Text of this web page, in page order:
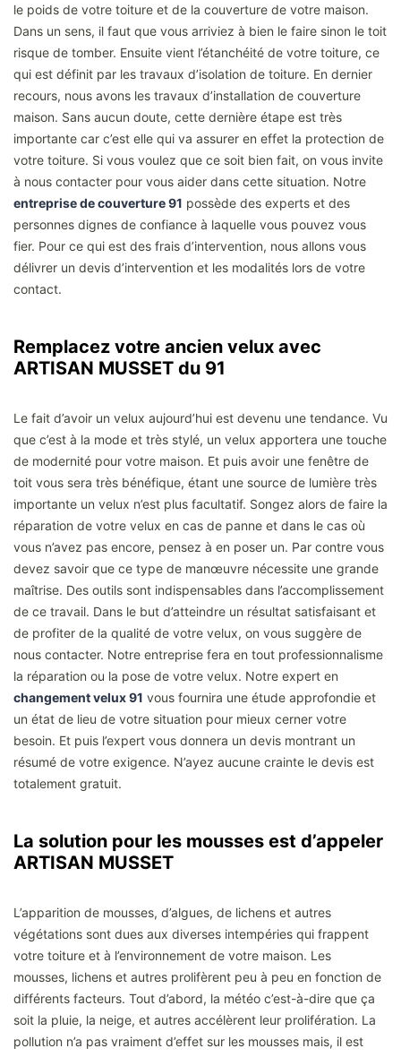
le poids de votre toiture et de la couverture de votre maison.
Dans un sens, il faut que vous arriviez à bien le faire sinon le toit
risque de tomber. Ensuite vient l’étanchéité de votre toiture, ce
qui est définit par les travaux d’isolation de toiture. En dernier
recours, nous avons les travaux d’installation de couverture
maison. Sans aucun doute, cette dernière étape est très
importante car c’est elle qui va assurer en effet la protection de
votre toiture. Si vous voulez que ce soit bien fait, on vous invite
à nous contacter pour vous aider dans cette situation. Notre
entreprise de couverture 91 possède des experts et des
personnes dignes de confiance à laquelle vous pouvez vous
fier. Pour ce qui est des frais d’intervention, nous allons vous
délivrer un devis d’intervention et les modalités lors de votre
contact.
Remplacez votre ancien velux avec
ARTISAN MUSSET du 91
Le fait d’avoir un velux aujourd’hui est devenu une tendance. Vu
que c’est à la mode et très stylé, un velux apportera une touche
de modernité pour votre maison. Et puis avoir une fenêtre de
toit vous sera très bénéfique, étant une source de lumière très
importante un velux n’est plus facultatif. Songez alors de faire la
réparation de votre velux en cas de panne et dans le cas où
vous n’avez pas encore, pensez à en poser un. Par contre vous
devez savoir que ce type de manœuvre nécessite une grande
maîtrise. Des outils sont indispensables dans l’accomplissement
de ce travail. Dans le but d’atteindre un résultat satisfaisant et
de profiter de la qualité de votre velux, on vous suggère de
nous contacter. Notre entreprise fera en tout professionnalisme
la réparation ou la pose de votre velux. Notre expert en
changement velux 91 vous fournira une étude approfondie et
un état de lieu de votre situation pour mieux cerner votre
besoin. Et puis l’expert vous donnera un devis montrant un
résumé de votre exigence. N’ayez aucune crainte le devis est
totalement gratuit.
La solution pour les mousses est d’appeler
ARTISAN MUSSET
L’apparition de mousses, d’algues, de lichens et autres
végétations sont dues aux diverses intempéries qui frappent
votre toiture et à l’environnement de votre maison. Les
mousses, lichens et autres prolifèrent peu à peu en fonction de
différents facteurs. Tout d’abord, la météo c’est-à-dire que ça
soit la pluie, la neige, et autres accélèrent leur prolifération. La
pollution n’a pas vraiment d’effet sur les mousses mais, il est